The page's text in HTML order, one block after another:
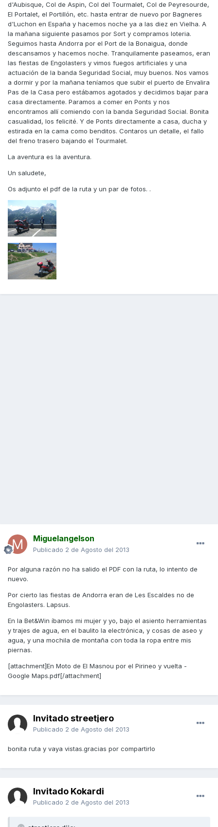
d'Aubisque, Col de Aspin, Col del Tourmalet, Col de Peyresourde,
El Portalet, el Portillón, etc. hasta entrar de nuevo por Bagneres
d'Luchon en España y hacemos noche ya a las diez en Vielha. A
la mañana siguiente pasamos por Sort y compramos loteria.
Seguimos hasta Andorra por el Port de la Bonaigua, donde
descansamos y hacemos noche. Tranquilamente paseamos, eran
las fiestas de Engolasters y vimos fuegos artificiales y una
actuación de la banda Seguridad Social, muy buenos. Nos vamos
a dormir y por la mañana teníamos que subir el puerto de Envalira
Pas de la Casa pero estábamos agotados y decidimos bajar para
casa directamente. Paramos a comer en Ponts y nos
encontramos allí comiendo con la banda Seguridad Social. Bonita
casualidad, los felicité. Y de Ponts directamente a casa, ducha y
estirada en la cama como benditos. Contaros un detalle, el fallo
del freno trasero bajando el Tourmalet.
La aventura es la aventura.
Un saludete,
Os adjunto el pdf de la ruta y un par de fotos. .
Miguelangelson
Publicado 2 de Agosto del 2013
Por alguna razón no ha salido el PDF con la ruta, lo intento de
nuevo.
Por cierto las fiestas de Andorra eran de Les Escaldes no de
Engolasters. Lapsus.
En la Bet&Win íbamos mi mujer y yo, bajo el asiento herramientas
y trajes de agua, en el baulito la electrónica, y cosas de aseo y
agua, y una mochila de montaña con toda la ropa entre mis
piernas.
[attachment]En Moto de El Masnou por el Pirineo y vuelta -
Google Maps.pdf[/attachment]
Invitado streetjero
Publicado 2 de Agosto del 2013
bonita ruta y vaya vistas.gracias por compartirlo
Invitado Kokardi
Publicado 2 de Agosto del 2013